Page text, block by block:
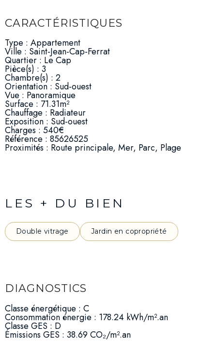
CARACTÉRISTIQUES
Type : Appartement
Ville : Saint-Jean-Cap-Ferrat
Quartier : Le Cap
Pièce(s) : 3
Chambre(s) : 2
Orientation : Sud-ouest
Vue : Panoramique
Surface : 71.31m²
Chauffage : Radiateur
Exposition : Sud-ouest
Charges : 540€
Référence : 85626525
Proximités : Route principale, Mer, Parc, Plage
LES + DU BIEN
Double vitrage Jardin en copropriété
DIAGNOSTICS
Classe énergétique : C
Consommation énergie : 178.24 kWh/m².an
Classe GES : D
Émissions GES : 38.69 CO₂/m².an